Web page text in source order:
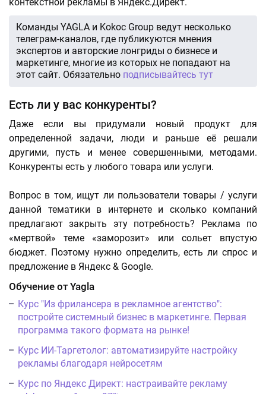
Команды YAGLA и Kokoc Group ведут несколько
телеграм-каналов, где публикуются мнения
экспертов и авторские лонгриды о бизнесе и
маркетинге, многие из которых не попадают на
этот сайт. Обязательно подписывайтесь тут
Есть ли у вас конкуренты?
Даже если вы придумали новый продукт для
определенной задачи, люди и раньше её решали
другими, пусть и менее совершенными, методами.
Конкуренты есть у любого товара или услуги.
Вопрос в том, ищут ли пользователи товары / услуги
данной тематики в интернете и сколько компаний
предлагают закрыть эту потребность? Реклама по
«мертвой» теме «заморозит» или сольет впустую
бюджет. Поэтому нужно определить, есть ли спрос и
предложение в Яндекс & Google.
Обучение от Yagla
Курс "Из фрилансера в рекламное агентство":
постройте системный бизнес в маркетинге. Первая
программа такого формата на рынке!
Курс ИИ-Таргетолог: автоматизируйте настройку
рекламы благодаря нейросетям
Курс по Яндекс Директ: настраивайте рекламу